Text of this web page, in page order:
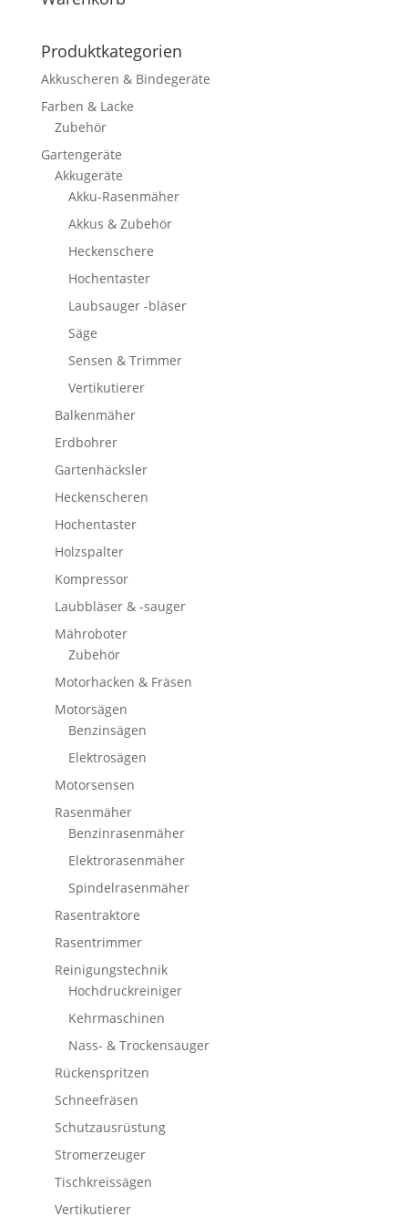
Produktkategorien
Akkuscheren & Bindegeräte
Farben & Lacke
Zubehör
Gartengeräte
Akkugeräte
Akku-Rasenmäher
Akkus & Zubehör
Heckenschere
Hochentaster
Laubsauger -bläser
Säge
Sensen & Trimmer
Vertikutierer
Balkenmäher
Erdbohrer
Gartenhäcksler
Heckenscheren
Hochentaster
Holzspalter
Kompressor
Laubbläser & -sauger
Mähroboter
Zubehör
Motorhacken & Fräsen
Motorsägen
Benzinsägen
Elektrosägen
Motorsensen
Rasenmäher
Benzinrasenmäher
Elektrorasenmäher
Spindelrasenmäher
Rasentraktore
Rasentrimmer
Reinigungstechnik
Hochdruckreiniger
Kehrmaschinen
Nass- & Trockensauger
Rückenspritzen
Schneefräsen
Schutzausrüstung
Stromerzeuger
Tischkreissägen
Vertikutierer